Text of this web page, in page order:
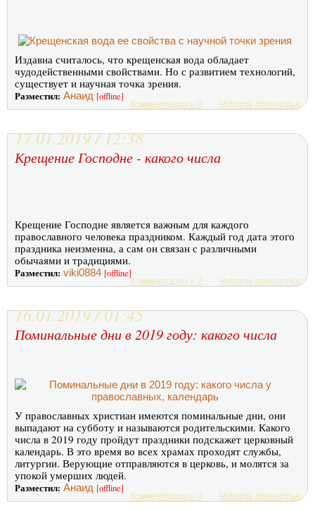
Издавна считалось, что крещенская вода обладает
чудодейственными свойствами. Но с развитием технологий,
существует и научная точка зрения.
Разместил: Анаид [offline]
Комментарии » 0 Читать полностью
17.01.2019 / 12:38
Крещение Господне - какого числа
Крещение Господне является важным для каждого
православного человека праздником. Каждый год дата этого
праздника неизменна, а сам он связан с различными
обычаями и традициями.
Разместил: viki0884 [offline]
Комментарии » 2 Читать полностью
16.01.2019 / 01:45
Поминальные дни в 2019 году: какого числа
У православных христиан имеются поминальные дни, они
выпадают на субботу и называются родительскими. Какого
числа в 2019 году пройдут праздники подскажет церковный
календарь. В это время во всех храмах проходят службы,
литургии. Верующие отправляются в церковь, и молятся за
упокой умерших людей.
Разместил: Анаид [offline]
Комментарии » 0 Читать полностью